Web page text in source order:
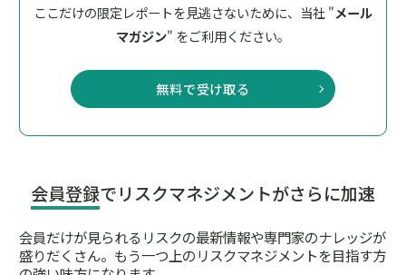
ここだけの限定レポートを見逃さないために、 当社 "メール
マガジン" をご利用ください。
無料で受け取る
会員登録でリスクマネジメントがさらに加速
会員だけが見られるリスクの最新情報や専門家のナレッジが
盛りだくさん。 もう一つ上のリスクマネジメントを目指す方